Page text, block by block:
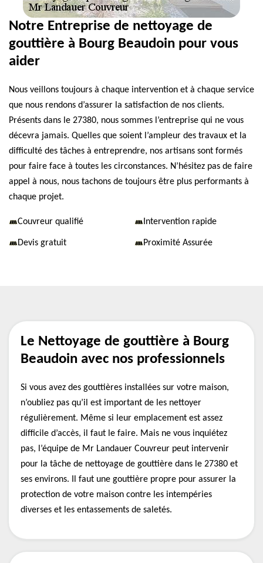
Notre Entreprise de nettoyage de
gouttière à Bourg Beaudoin pour vous
aider
Nous veillons toujours à chaque intervention et à chaque service
que nous rendons d’assurer la satisfaction de nos clients.
Présents dans le 27380, nous sommes l’entreprise qui ne vous
décevra jamais. Quelles que soient l’ampleur des travaux et la
difficulté des tâches à entreprendre, nos artisans sont formés
pour faire face à toutes les circonstances. N’hésitez pas de faire
appel à nous, nous tachons de toujours être plus performants à
chaque projet.
Couvreur qualifié Intervention rapide
Devis gratuit Proximité Assurée
Le Nettoyage de gouttière à Bourg
Beaudoin avec nos professionnels
Si vous avez des gouttières installées sur votre maison,
n’oubliez pas qu’il est important de les nettoyer
régulièrement. Même si leur emplacement est assez
difficile d’accès, il faut le faire. Mais ne vous inquiétez
pas, l’équipe de Mr Landauer Couvreur peut intervenir
pour la tâche de nettoyage de gouttière dans le 27380 et
ses environs. Il faut une gouttière propre pour assurer la
protection de votre maison contre les intempéries
diverses et les entassements de saletés.